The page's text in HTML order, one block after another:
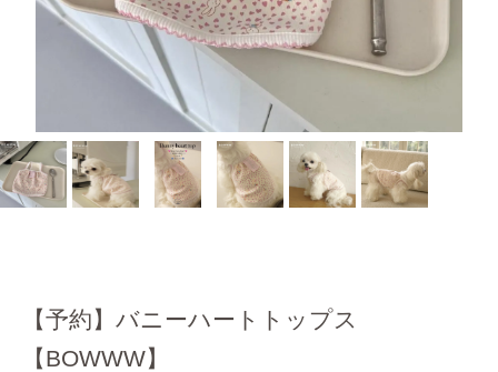
【予約】バニーハートトップス
【BOWWW】